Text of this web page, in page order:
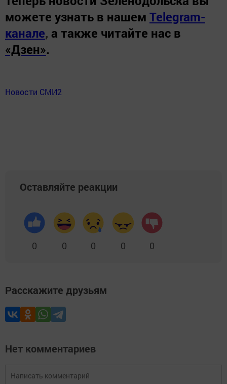
можете узнать в нашем Telegram-
канале, а также читайте нас в
«Дзен».
Новости СМИ2
Оставляйте реакции
0 0 0 0 0
Расскажите друзьям
Нет комментариев